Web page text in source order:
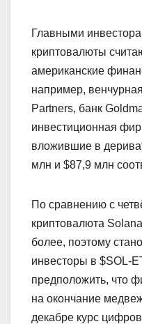
Главными
криптовалюты
американские
например,
Partners, банк
инвестиционная
вложившие в
млн и $87,9 млн
По сравнению с
криптовалюта
более, поэтому
инвесторы в $SOL-
предположить, что
на окончание
декабре курс